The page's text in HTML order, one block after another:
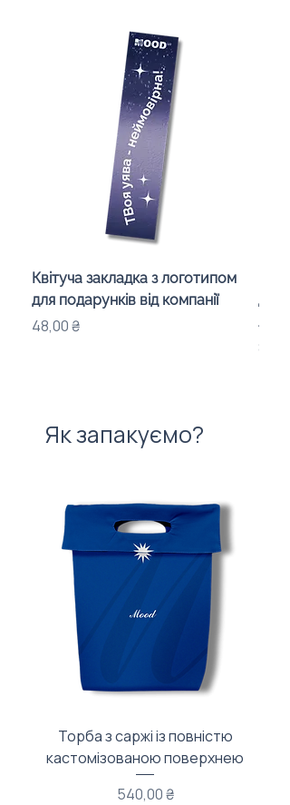
Квітуча закладка з логотипом
для подарунків від компанії
Ціна
48,00 ₴
для
Ціна
Як запакуємо?
Торба з саржі із повністю
кастомізованою поверхнею
Ціна
540,00 ₴